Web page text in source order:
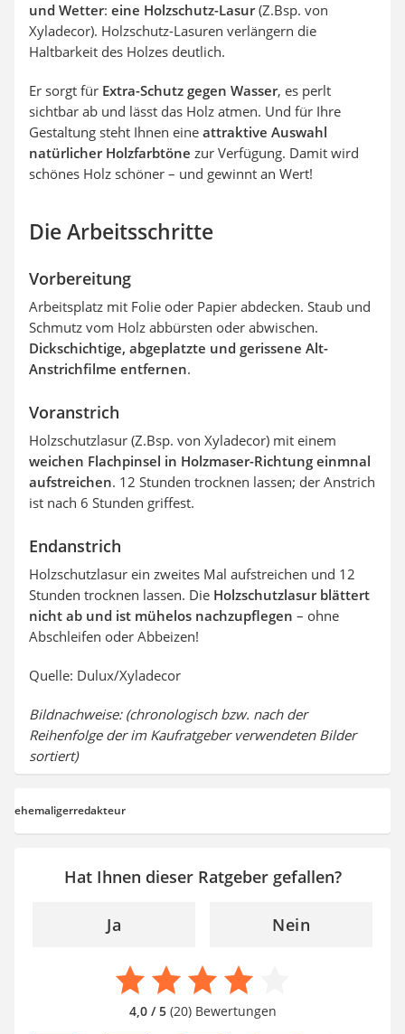
und Wetter: eine Holzschutz-Lasur(Z.Bsp. von
Xyladecor). Holzschutz-Lasuren verlängern die
Haltbarkeit des Holzes deutlich.
Er sorgt für Extra-Schutz gegen Wasser, es perlt
sichtbar ab und lässt das Holz atmen. Und für Ihre
Gestaltung steht Ihnen eine attraktive Auswahl
natürlicher Holzfarbtöne zur Verfügung. Damit wird
schönes Holz schöner – und gewinnt an Wert!
Die Arbeitsschritte
Vorbereitung
Arbeitsplatz mit Folie oder Papier abdecken. Staub und
Schmutz vom Holz abbürsten oder abwischen.
Dickschichtige, abgeplatzte und gerissene Alt-
Anstrichfilme entfernen.
Voranstrich
Holzschutzlasur (Z.Bsp. von Xyladecor) mit einem
weichen Flachpinsel in Holzmaser-Richtung einmnal
aufstreichen. 12 Stunden trocknen lassen; der Anstrich
ist nach 6 Stunden griffest.
Endanstrich
Holzschutzlasur ein zweites Mal aufstreichen und 12
Stunden trocknen lassen. Die Holzschutzlasur blättert
nicht ab und ist mühelos nachzupflegen – ohne
Abschleifen oder Abbeizen!
Quelle: Dulux/Xyladecor
Bildnachweise: (chronologisch bzw. nach der
Reihenfolge der im Kaufratgeber verwendeten Bilder
sortiert)
ehemaligerredakteur
Hat Ihnen dieser Ratgeber gefallen?
Ja Nein
4,0 / 5(20) Bewertungen